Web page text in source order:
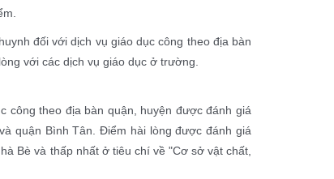
đối với dịch vụ giáo dục công theo địa bàn
với các dịch vụ giáo dục ở trường.
công theo địa bàn quận, huyện được đánh giá
quận Bình Tân. Điểm hài lòng được đánh giá
Bè và thấp nhất ở tiêu chí về "Cơ sở vật chất,